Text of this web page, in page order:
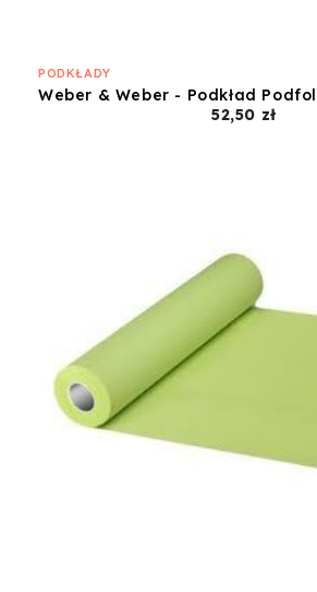
PODKŁADY
52,50 złCena